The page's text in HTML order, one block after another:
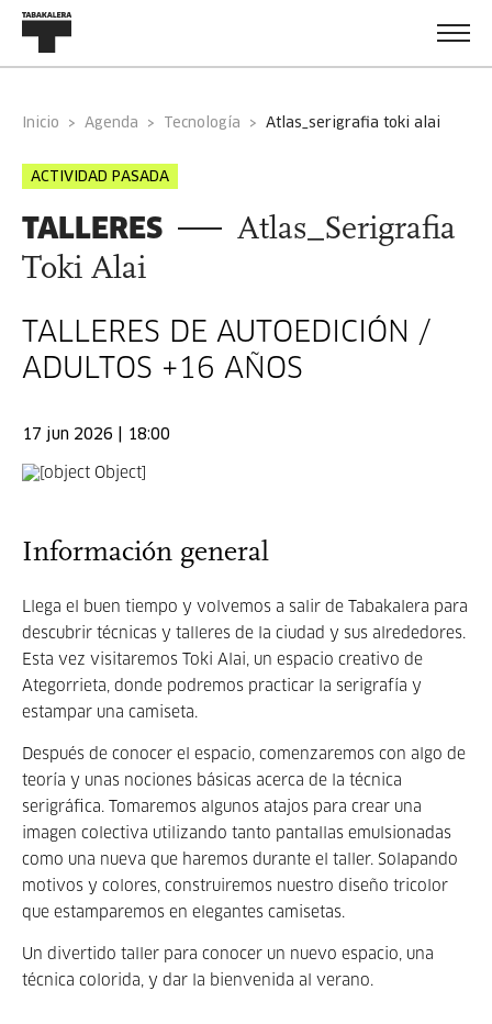
Inicio Agenda Tecnología atlas_serigrafia toki alai
ACTIVIDAD PASADA
TALLERES
Atlas_Serigrafia
Toki Alai
TALLERES DE AUTOEDICIÓN /
ADULTOS +16 AÑOS
17 jun 2026 | 18:00
Información general
Llega el buen tiempo y volvemos a salir de Tabakalera para
descubrir técnicas y talleres de la ciudad y sus alrededores.
Esta vez visitaremos Toki Alai, un espacio creativo de
Ategorrieta, donde podremos practicar la serigrafía y
estampar una camiseta.
Después de conocer el espacio, comenzaremos con algo de
teoría y unas nociones básicas acerca de la técnica
serigráfica. Tomaremos algunos atajos para crear una
imagen colectiva utilizando tanto pantallas emulsionadas
como una nueva que haremos durante el taller. Solapando
motivos y colores, construiremos nuestro diseño tricolor
que estamparemos en elegantes camisetas.
Un divertido taller para conocer un nuevo espacio, una
técnica colorida, y dar la bienvenida al verano.